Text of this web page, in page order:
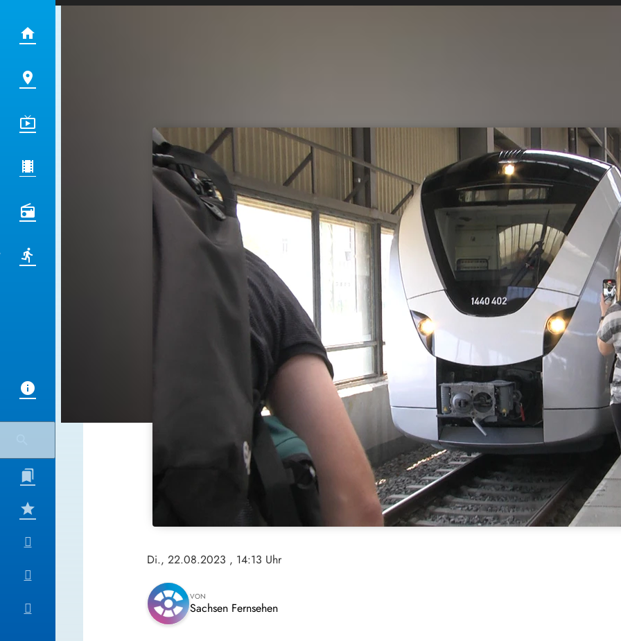
Di., 22.08.2023 , 14:13 Uhr
VON
Sachsen Fernsehen